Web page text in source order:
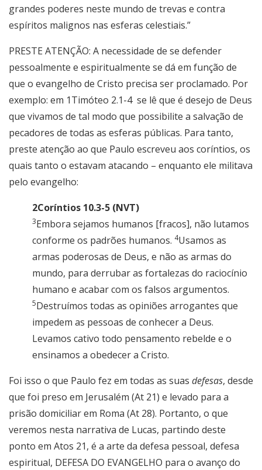
grandes poderes neste mundo de trevas e contra
espíritos malignos nas esferas celestiais.”
PRESTE ATENÇÃO: A necessidade de se defender
pessoalmente e espiritualmente se dá em função de
que o evangelho de Cristo precisa ser proclamado. Por
exemplo: em 1Timóteo 2.1-4 se lê que é desejo de Deus
que vivamos de tal modo que possibilite a salvação de
pecadores de todas as esferas públicas. Para tanto,
preste atenção ao que Paulo escreveu aos coríntios, os
quais tanto o estavam atacando – enquanto ele militava
pelo evangelho:
2Coríntios 10.3-5 (NVT)
3Embora sejamos humanos [fracos], não lutamos
conforme os padrões humanos. 4Usamos as
armas poderosas de Deus, e não as armas do
mundo, para derrubar as fortalezas do raciocínio
humano e acabar com os falsos argumentos.
5Destruímos todas as opiniões arrogantes que
impedem as pessoas de conhecer a Deus.
Levamos cativo todo pensamento rebelde e o
ensinamos a obedecer a Cristo.
Foi isso o que Paulo fez em todas as suas defesas, desde
que foi preso em Jerusalém (At 21) e levado para a
prisão domiciliar em Roma (At 28). Portanto, o que
veremos nesta narrativa de Lucas, partindo deste
ponto em Atos 21, é a arte da defesa pessoal, defesa
espiritual, DEFESA DO EVANGELHO para o avanço do